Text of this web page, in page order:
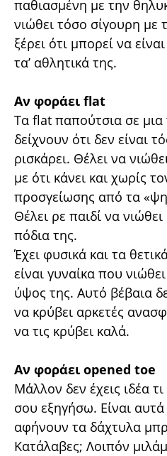
παθιασμένη με την
νιώθει τόσο σίγουρη με
ξέρει ότι μπορεί να
τα’ αθλητικά της.
Αν φοράει flat
Τα flat παπούτσια σε
δείχνουν ότι δεν είναι
ρισκάρει. Θέλει να
με ότι κάνει και χωρίς
προσγείωσης από τα
Θέλει ρε παιδί να
πόδια της.
Έχει φυσικά και τα
είναι γυναίκα που
ύψος της. Αυτό βέβαια
να κρύβει αρκετές
να τις κρύβει καλά.
Αν φοράει opened toe
Μάλλον δεν έχεις ιδέα
σου εξηγήσω. Είναι
αφήνουν τα δάχτυλα
Κατάλαβες; Λοιπόν